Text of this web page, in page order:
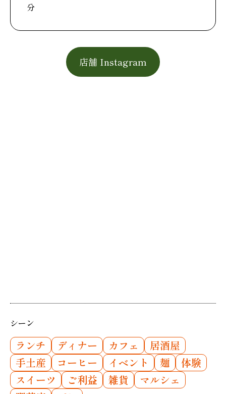
分
店舗 Instagram
シーン
ランチ ディナー カフェ
居酒屋
手土産
コーヒー イベント 麺
体験
スイーツ
ご利益 雑貨
マルシェ